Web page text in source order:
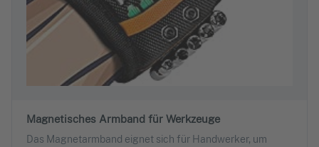
Magnetisches Armband für Werkzeuge
Das Magnetarmband eignet sich für Handwerker, um